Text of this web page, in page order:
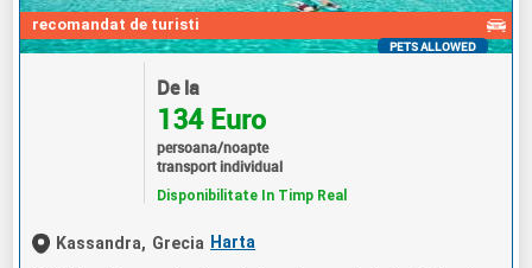
recomandat de turisti
PETS ALLOWED
De la
134 Euro
persoana/noapte
transport individual
Disponibilitate In Timp Real
Kassandra, Grecia Harta